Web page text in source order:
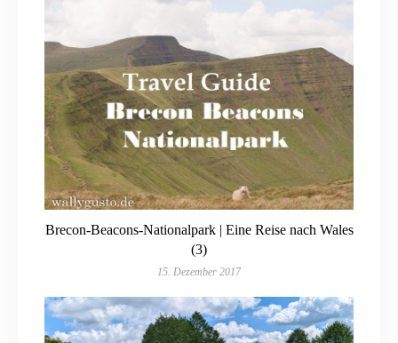
Brecon-Beacons-Nationalpark | Eine Reise nach Wales
(3)
15. Dezember 2017